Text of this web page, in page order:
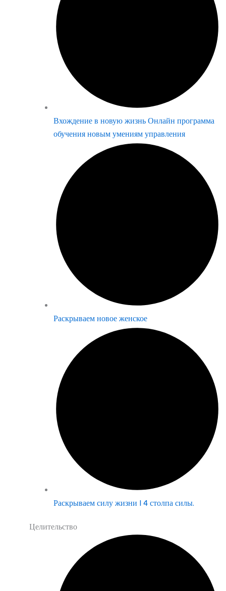
Вхождение в новую жизнь Онлайн программа
обучения новым умениям управления
Раскрываем новое женское
Раскрываем силу жизни | 4 столпа силы.
Целительство